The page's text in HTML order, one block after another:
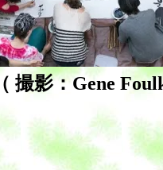
（ 撮影：Gene